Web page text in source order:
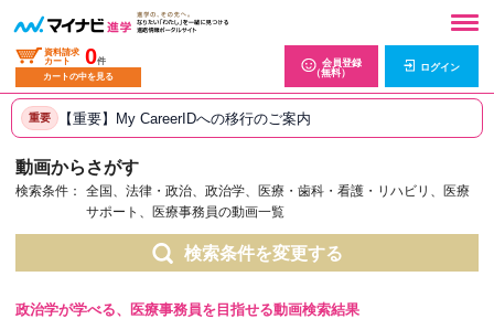
資料請求
カート
0件
カートの中を見る
会員登録
（無料）
ログイン
重要 【重要】My CareerIDへの移行のご案内
動画からさがす
検索条件：
全国、法律・政治、政治学、医療・歯科・看護・リハビリ、医療
サポート、医療事務員の動画一覧
検索条件を変更する
政治学が学べる、医療事務員を目指せる動画検索結果